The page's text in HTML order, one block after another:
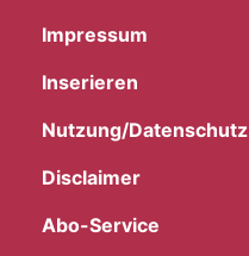
Impressum
Inserieren
Nutzung/Datenschutz
Disclaimer
Abo-Service